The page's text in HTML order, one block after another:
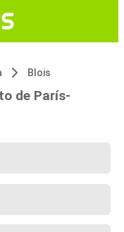
Blois
de París-